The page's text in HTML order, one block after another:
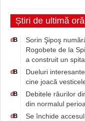
Știri de ultimă oră
dB
Sorin Şipoş
Rogobete de la
a construit un
dB
Dueluri
cine joacă
dB
Debitele râurilor
din normalul
dB
Se închide